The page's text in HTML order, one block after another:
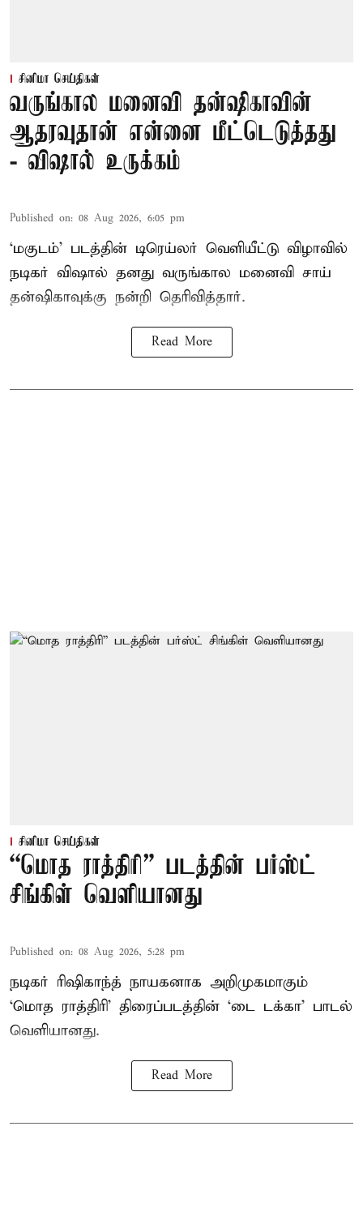
சினிமா செய்திகள்
வருங்கால மனைவி தன்ஷிகாவின்
ஆதரவுதான் என்னை மீட்டெடுத்தது
- விஷால் உருக்கம்
Published on: 08 Aug 2026, 6:05 pm
‘மகுடம்’ படத்தின் டிரெய்லர் வெளியீட்டு விழாவில்
நடிகர் விஷால் தனது வருங்கால மனைவி சாய்
தன்ஷிகாவுக்கு நன்றி தெரிவித்தார்.
Read More
சினிமா செய்திகள்
“மொத ராத்திரி” படத்தின் பர்ஸ்ட்
சிங்கிள் வெளியானது
Published on: 08 Aug 2026, 5:28 pm
நடிகர் ரிஷிகாந்த் நாயகனாக அறிமுகமாகும்
‘மொத ராத்திரி’ திரைப்படத்தின் ‘டை டக்கா’ பாடல்
வெளியானது.
Read More